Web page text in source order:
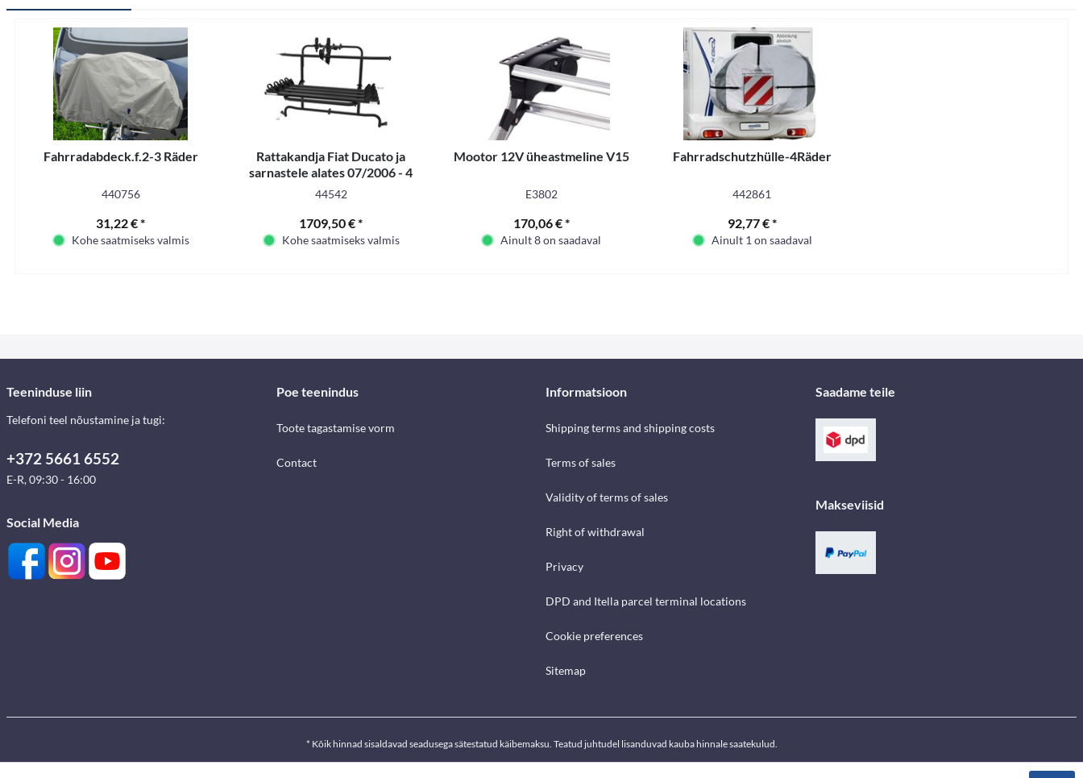
Fahrradabdeck.f.2-3 Räder
440756
31,22 € *
Kohe saatmiseks valmis
Rattakandja Fiat Ducato ja
sarnastele alates 07/2006 - 4
jalgratta jaoks
44542
1709,50 € *
Kohe saatmiseks valmis
Mootor 12V üheastmeline V15
E3802
170,06 € *
Ainult 8 on saadaval
Fahrradschutzhülle-4Räder
442861
92,77 € *
Ainult 1 on saadaval
Teeninduse liin
Telefoni teel nõustamine ja tugi:
+372 5661 6552
E-R, 09:30 - 16:00
Social Media
Poe teenindus
Toote tagastamise vorm
Contact
Informatsioon
Shipping terms and shipping costs
Terms of sales
Validity of terms of sales
Right of withdrawal
Privacy
DPD and Itella parcel terminal locations
Cookie preferences
Sitemap
Saadame teile
Makseviisid
* Kõik hinnad sisaldavad seadusega sätestatud käibemaksu. Teatud juhtudel lisanduvad kauba hinnale saatekulud.